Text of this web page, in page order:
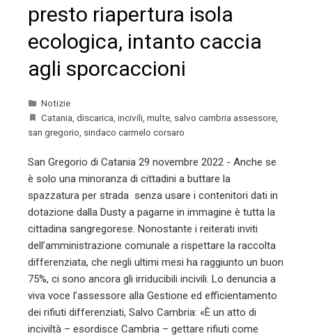
presto riapertura isola
ecologica, intanto caccia
agli sporcaccioni
Notizie
Catania discarica incivili multe salvo cambria assessore
san gregorio sindaco carmelo corsaro
San Gregorio di Catania 29 novembre 2022 - Anche se
è solo una minoranza di cittadini a buttare la
spazzatura per strada senza usare i contenitori dati in
dotazione dalla Dusty a pagarne in immagine è tutta la
cittadina sangregorese. Nonostante i reiterati inviti
dell’amministrazione comunale a rispettare la raccolta
differenziata, che negli ultimi mesi ha raggiunto un buon
75%, ci sono ancora gli irriducibili incivili. Lo denuncia a
viva voce l’assessore alla Gestione ed efficientamento
dei rifiuti differenziati, Salvo Cambria: «È un atto di
inciviltà – esordisce Cambria – gettare rifiuti come